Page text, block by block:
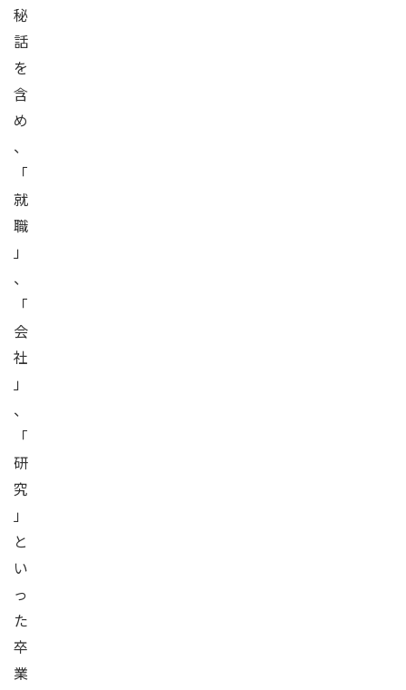
秘
話
を
含
め
、
「
就
職
」
、
「
会
社
」
、
「
研
究
」
と
い
っ
た
卒
業